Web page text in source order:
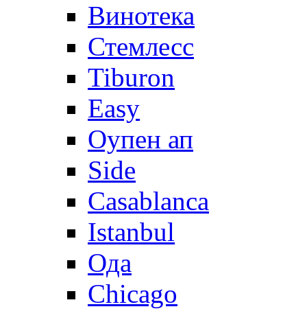
Винотека
Стемлесс
Tiburon
Easy
Оупен ап
Side
Casablanca
Istanbul
Ода
Chicago